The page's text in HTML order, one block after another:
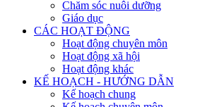
Chăm sóc nuôi dưỡng
Giáo dục
CÁC HOẠT ĐỘNG
Hoạt động chuyên môn
Hoạt động xã hội
Hoạt động khác
KẾ HOẠCH - HƯỚNG DẪN
Kế hoạch chung